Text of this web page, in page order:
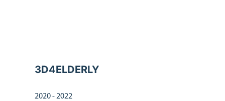
3D4ELDERLY
2020 - 2022